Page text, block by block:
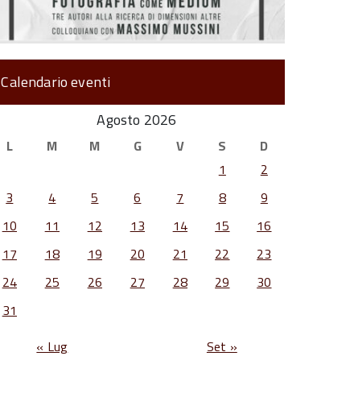
Calendario eventi
Agosto 2026
L M M G V S
D
1
2
3
4 5 6 7 8
9
10
11 12 13 14 15
16
17
18 19 20 21 22
23
24
25 26 27 28 29
30
31
« Lug
Set »